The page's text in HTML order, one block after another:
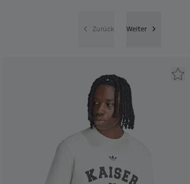
Zurück Weiter